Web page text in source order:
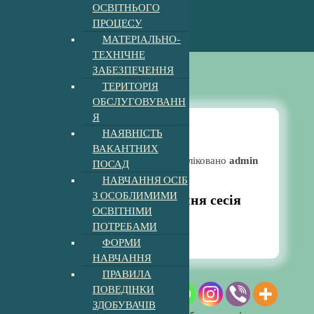
Новини Опубліковано admin
Олімпіс 2023 — Осіння сесія
12:55 pm 8, Лис, 2023
ОСВІТНЬОГО
ПРОЦЕСУ
МАТЕРІАЛЬНО-
ТЕХНІЧНЕ
ЗАБЕЗПЕЧЕННЯ
ТЕРИТОРІЯ
ОБСЛУГОВУВАНН
Я
НАЯВНІСТЬ
ВАКАНТНИХ
ПОСАД
НАВЧАННЯ ОСІБ
З ОСОБЛИМИМИ
ОСВІТНІМИ
ПОТРЕБАМИ
ФОРМИ
НАВЧАННЯ
ПРАВИЛА
ПОВЕДІНКИ
ЗДОБУВАЧІВ